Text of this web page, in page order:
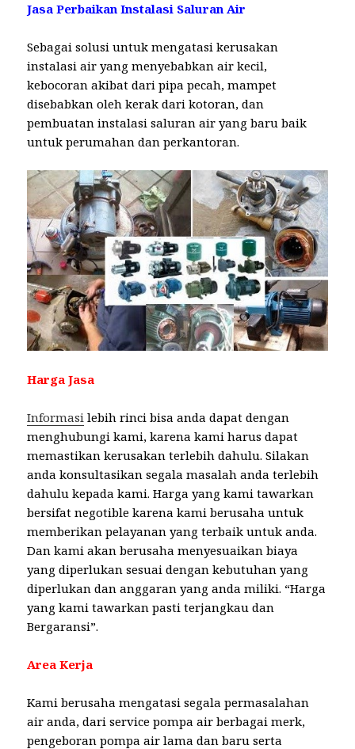
Jasa Perbaikan Instalasi Saluran Air
Sebagai solusi untuk mengatasi kerusakan
instalasi air yang menyebabkan air kecil,
kebocoran akibat dari pipa pecah, mampet
disebabkan oleh kerak dari kotoran, dan
pembuatan instalasi saluran air yang baru baik
untuk perumahan dan perkantoran.
Harga Jasa
Informasi lebih rinci bisa anda dapat dengan
menghubungi kami, karena kami harus dapat
memastikan kerusakan terlebih dahulu. Silakan
anda konsultasikan segala masalah anda terlebih
dahulu kepada kami. Harga yang kami tawarkan
bersifat negotible karena kami berusaha untuk
memberikan pelayanan yang terbaik untuk anda.
Dan kami akan berusaha menyesuaikan biaya
yang diperlukan sesuai dengan kebutuhan yang
diperlukan dan anggaran yang anda miliki. “Harga
yang kami tawarkan pasti terjangkau dan
Bergaransi”.
Area Kerja
Kami berusaha mengatasi segala permasalahan
air anda, dari service pompa air berbagai merk,
pengeboran pompa air lama dan baru serta